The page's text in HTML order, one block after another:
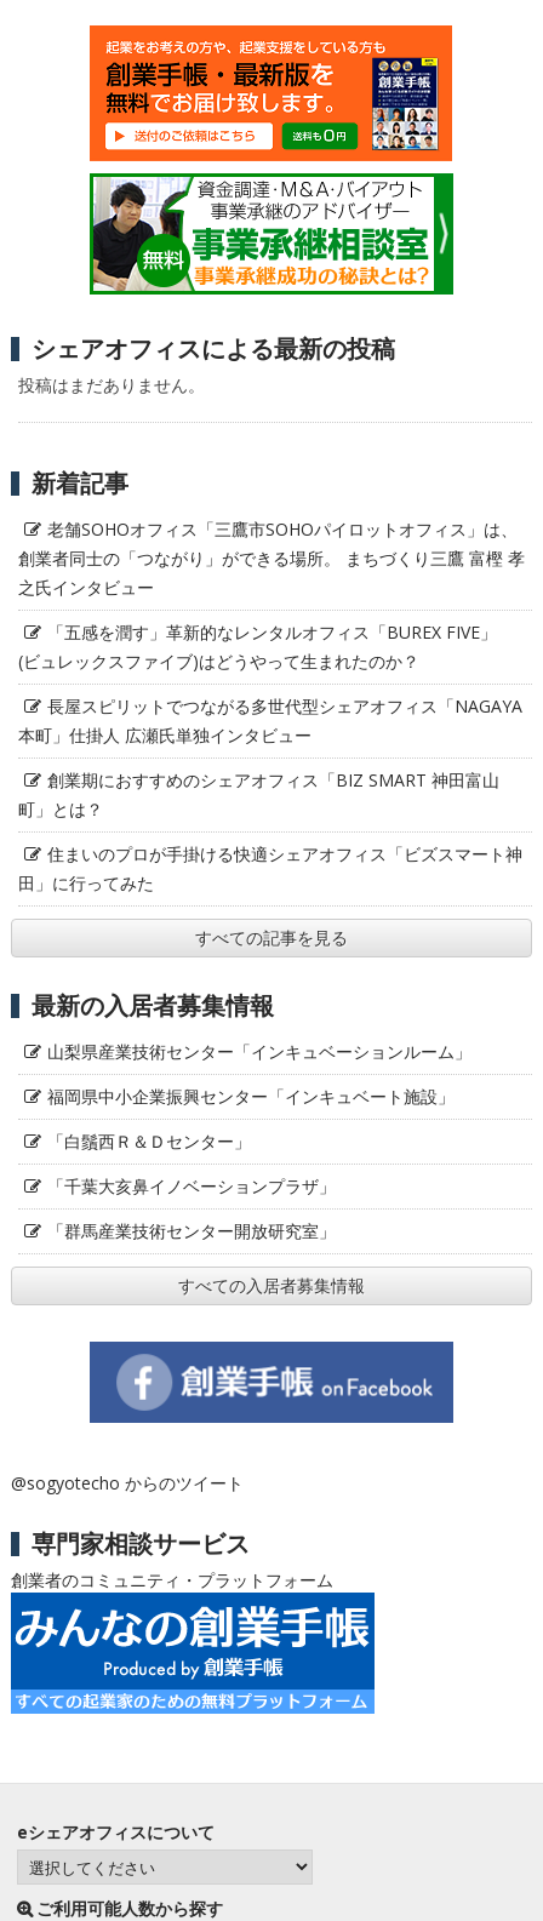
シェアオフィスによる最新の投稿
投稿はまだありません。
新着記事
老舗SOHOオフィス「三鷹市SOHOパイロットオフィス」は、
創業者同士の「つながり」ができる場所。 まちづくり三鷹 富樫 孝
之氏インタビュー
「五感を潤す」革新的なレンタルオフィス「BUREX FIVE」
(ビュレックスファイブ)はどうやって生まれたのか？
長屋スピリットでつながる多世代型シェアオフィス「NAGAYA
本町」仕掛人 広瀬氏単独インタビュー
創業期におすすめのシェアオフィス「BIZ SMART 神田富山
町」とは？
住まいのプロが手掛ける快適シェアオフィス「ビズスマート神
田」に行ってみた
すべての記事を見る
最新の入居者募集情報
山梨県産業技術センター「インキュベーションルーム」
福岡県中小企業振興センター「インキュベート施設」
「白鬚西Ｒ＆Ｄセンター」
「千葉大亥鼻イノベーションプラザ」
「群馬産業技術センター開放研究室」
すべての入居者募集情報
@sogyotecho からのツイート
専門家相談サービス
創業者のコミュニティ・プラットフォーム
eシェアオフィスについて
ご利用可能人数から探す